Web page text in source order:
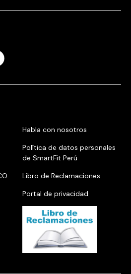
Habla con nosotros
Política de datos personales
de SmartFit Perú
Libro de Reclamaciones
Portal de privacidad